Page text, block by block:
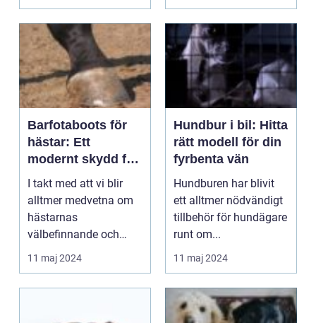
Barfotaboots för
hästar: Ett
modernt skydd för
naturliga hovar
I takt med att vi blir
alltmer medvetna om
hästarnas
välbefinnande och
hälsa har intr...
11 maj 2024
Hundbur i bil: Hitta
rätt modell för din
fyrbenta vän
Hundburen har blivit
ett alltmer nödvändigt
tillbehör för hundägare
runt om...
11 maj 2024